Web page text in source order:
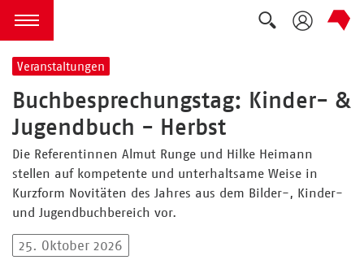
zum Inhalt springen
Menü öffnen
Suche
Veranstaltungen
Buchbesprechungstag: Kinder- &
Jugendbuch - Herbst
Die Referentinnen Almut Runge und Hilke Heimann
stellen auf kompetente und unterhaltsame Weise in
Kurzform Novitäten des Jahres aus dem Bilder-, Kinder-
und Jugendbuchbereich vor.
25. Oktober 2026